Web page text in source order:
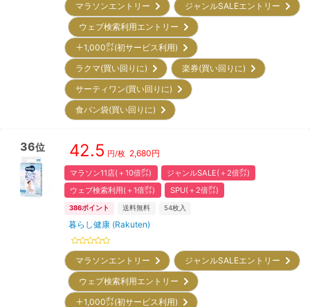
マラソンエントリー
ジャンルSALEエントリー
ウェブ検索利用エントリー
＋1,000㌽(初サービス利用)
ラクマ(買い回りに)
楽券(買い回りに)
サーティワン(買い回りに)
食パン袋(買い回りに)
36位 42.5 円/枚 2,680円
マラソン11店(＋10倍㌽)
ジャンルSALE(＋2倍㌽)
ウェブ検索利用(＋1倍㌽)
SPU(＋2倍㌽)
386ポイント 送料無料 54枚入
暮らし健康 (Rakuten)
マラソンエントリー
ジャンルSALEエントリー
ウェブ検索利用エントリー
＋1,000㌽(初サービス利用)